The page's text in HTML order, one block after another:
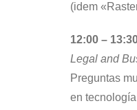
(idem
12:00 –
Legal and
Preguntas
en